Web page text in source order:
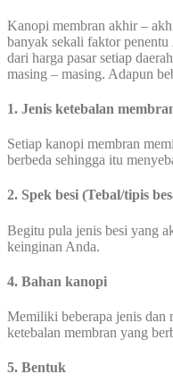
Kanopi membran akhir –
banyak sekali faktor penentu
dari harga pasar setiap
masing – masing. Adapun
1. Jenis ketebalan
Setiap kanopi membran
berbeda sehingga itu
2. Spek besi (Tebal/tipis
Begitu pula jenis besi yang
keinginan Anda.
4. Bahan kanopi
Memiliki beberapa jenis dan
ketebalan membran yang
5. Bentuk